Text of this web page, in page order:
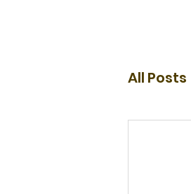
All Posts